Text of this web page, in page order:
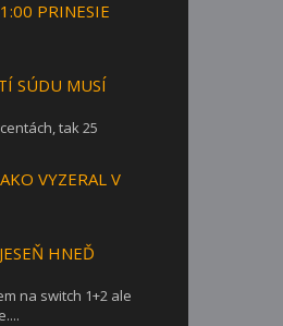
PRINESIE
SÚDU MUSÍ
tak 25
VYZERAL V
HNEĎ
na switch 1+2 ale